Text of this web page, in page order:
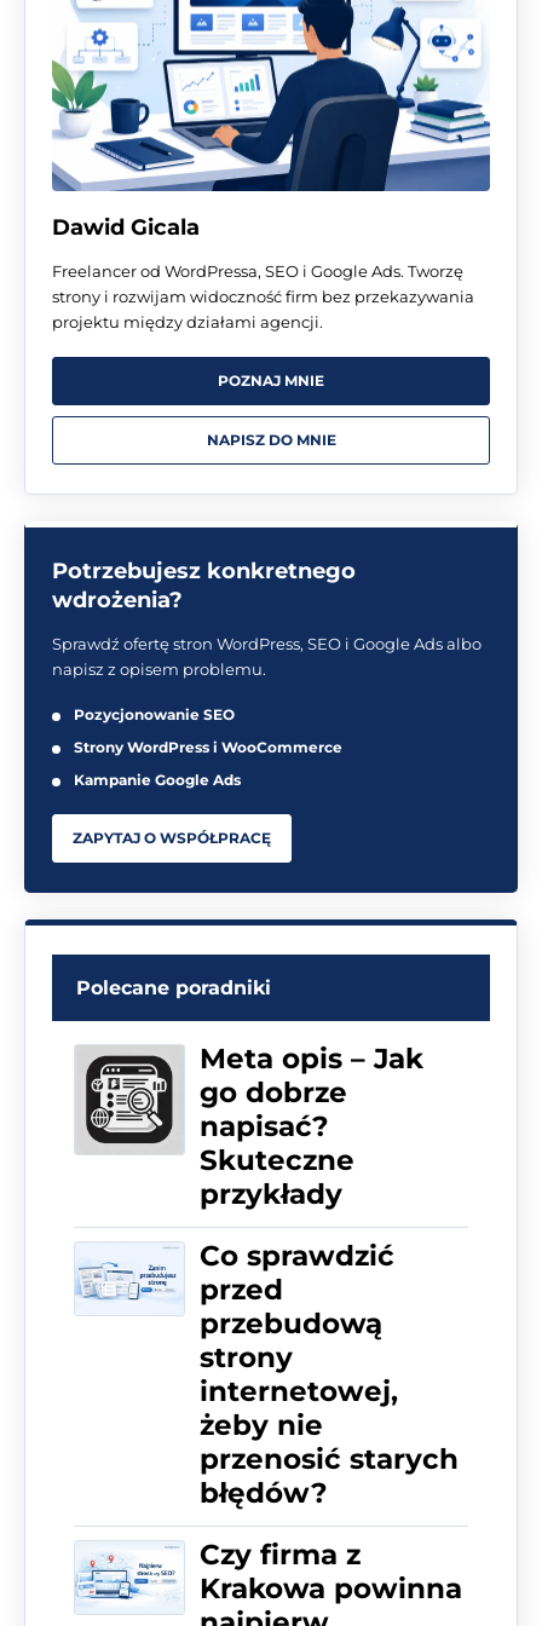
Dawid Gicala
Freelancer od WordPressa, SEO i Google Ads. Tworzę
strony i rozwijam widoczność firm bez przekazywania
projektu między działami agencji.
POZNAJ MNIE
NAPISZ DO MNIE
Potrzebujesz konkretnego
wdrożenia?
Sprawdź ofertę stron WordPress, SEO i Google Ads albo
napisz z opisem problemu.
Pozycjonowanie SEO
Strony WordPress i WooCommerce
Kampanie Google Ads
ZAPYTAJ O WSPÓŁPRACĘ
Polecane poradniki
Meta opis – Jak
go dobrze
napisać?
Skuteczne
przykłady
Co sprawdzić
przed
przebudową
strony
internetowej,
żeby nie
przenosić starych
błędów?
Czy firma z
Krakowa powinna